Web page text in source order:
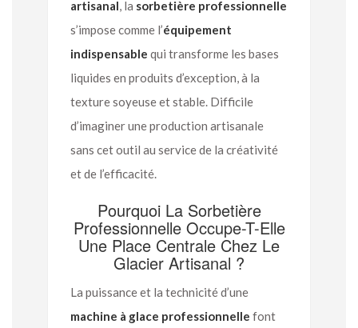
artisanal, la sorbetière professionnelle
s’impose comme l’équipement
indispensable qui transforme les bases
liquides en produits d’exception, à la
texture soyeuse et stable. Difficile
d’imaginer une production artisanale
sans cet outil au service de la créativité
et de l’efficacité.
Pourquoi La Sorbetière
Professionnelle Occupe-T-Elle
Une Place Centrale Chez Le
Glacier Artisanal ?
La puissance et la technicité d’une
machine à glace professionnelle font